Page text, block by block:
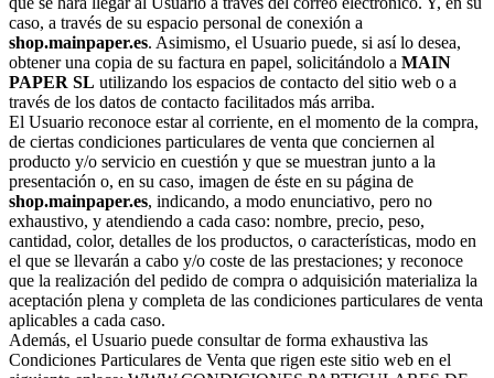
caso, a través de su espacio personal de conexión a
shop.mainpaper.es. Asimismo, el Usuario puede, si así lo desea,
obtener una copia de su factura en papel, solicitándolo a MAIN
PAPER SL utilizando los espacios de contacto del sitio web o a
través de los datos de contacto facilitados más arriba.
El Usuario reconoce estar al corriente, en el momento de la compra,
de ciertas condiciones particulares de venta que conciernen al
producto y/o servicio en cuestión y que se muestran junto a la
presentación o, en su caso, imagen de éste en su página de
shop.mainpaper.es, indicando, a modo enunciativo, pero no
exhaustivo, y atendiendo a cada caso: nombre, precio, peso,
cantidad, color, detalles de los productos, o características, modo en
el que se llevarán a cabo y/o coste de las prestaciones; y reconoce
que la realización del pedido de compra o adquisición materializa la
aceptación plena y completa de las condiciones particulares de venta
aplicables a cada caso.
Además, el Usuario puede consultar de forma exhaustiva las
Condiciones Particulares de Venta que rigen este sitio web en el